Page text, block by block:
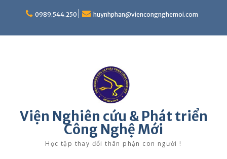
0989.544.250 huynhphan@viencongnghemoi.com
Viện Nghiên cứu & Phát triển
Công Nghệ Mới
Học tập thay đổi thân phận con người !